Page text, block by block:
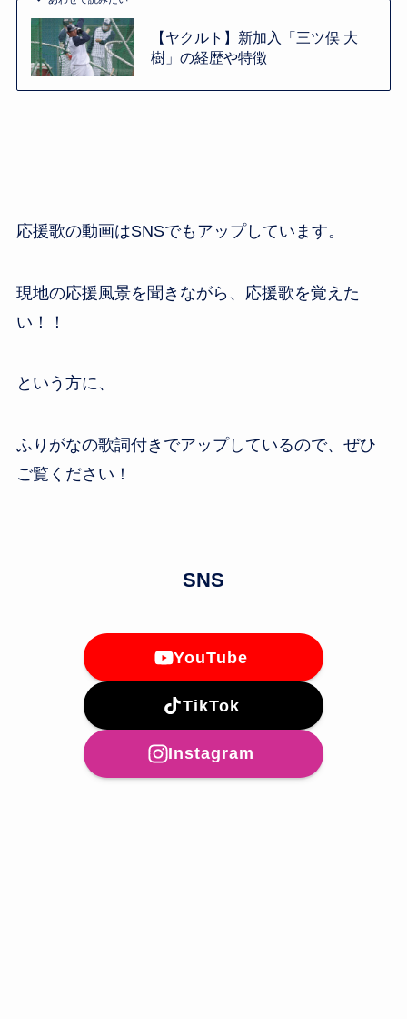
【ヤクルト】新加入「三ツ俣 大
樹」の経歴や特徴
応援歌の動画はSNSでもアップしています。
現地の応援風景を聞きながら、応援歌を覚えた
い！！
という方に、
ふりがなの歌詞付きでアップしているので、ぜひ
ご覧ください！
SNS
YouTube
TikTok
Instagram